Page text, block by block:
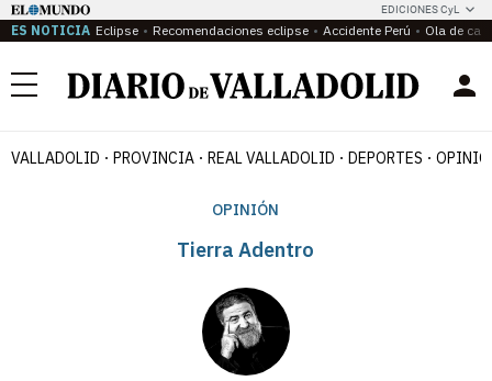
EDICIONES CyL
ES NOTICIA Eclipse Recomendaciones eclipse Accidente Perú Ola de
Menú
VALLADOLID PROVINCIA REAL VALLADOLID DEPORTES
OPINIÓN
Tierra Adentro